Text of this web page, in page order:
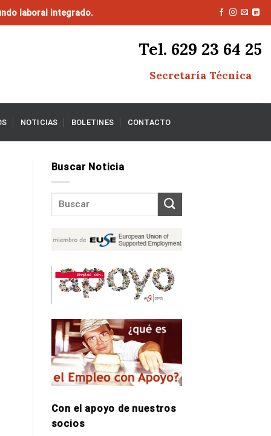
laboral integrado.
Tel. 629 23 64 25
Secretaría Técnica
NOTICIAS BOLETINES CONTACTO
Buscar Noticia
Con el apoyo de nuestros
socios